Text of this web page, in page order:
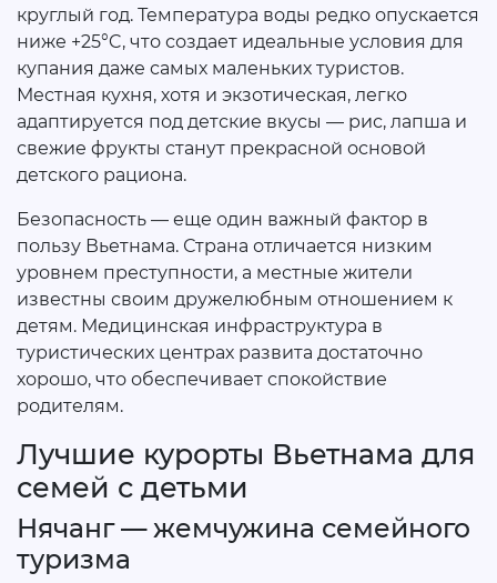
круглый год. Температура воды редко опускается
ниже +25°C, что создает идеальные условия для
купания даже самых маленьких туристов.
Местная кухня, хотя и экзотическая, легко
адаптируется под детские вкусы — рис, лапша и
свежие фрукты станут прекрасной основой
детского рациона.
Безопасность — еще один важный фактор в
пользу Вьетнама. Страна отличается низким
уровнем преступности, а местные жители
известны своим дружелюбным отношением к
детям. Медицинская инфраструктура в
туристических центрах развита достаточно
хорошо, что обеспечивает спокойствие
родителям.
Лучшие курорты Вьетнама для
семей с детьми
Нячанг — жемчужина семейного
туризма